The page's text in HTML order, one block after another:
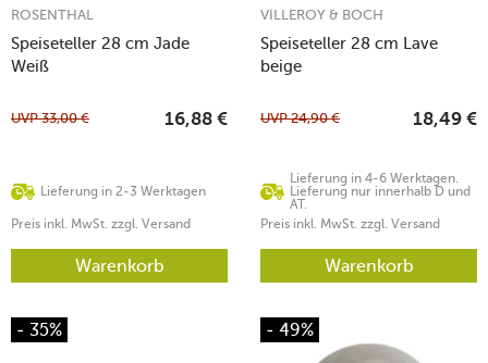
Speiseteller 28 cm Jade
Weiß
ROSENTHAL
Lieferung in 2-3 Werktagen
UVP33,00 € 16,88 €
Preis inkl. MwSt. zzgl. Versand
Warenkorb
Speiseteller 28 cm Lave
beige
VILLEROY & BOCH
Lieferung in 4-6 Werktagen.
Lieferung nur innerhalb D und
AT.
UVP24,90 € 18,49 €
Preis inkl. MwSt. zzgl. Versand
Warenkorb
- 35% - 49%